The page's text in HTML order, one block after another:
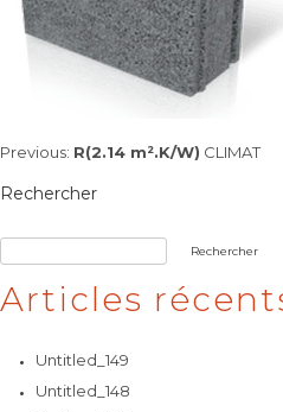
Navigation
de
Previous: R(2.14 m².K/W) CLIMAT
Rechercher
Rechercher
Articles
Untitled_149
Untitled_148